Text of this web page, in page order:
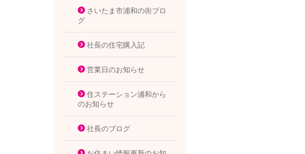
さいたま市浦和の街ブロ
グ
社長の住宅購入記
営業日のお知らせ
住ステーション浦和から
のお知らせ
社長のブログ